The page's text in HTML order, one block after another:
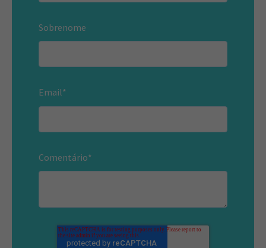
Sobrenome
Email*
Comentário*